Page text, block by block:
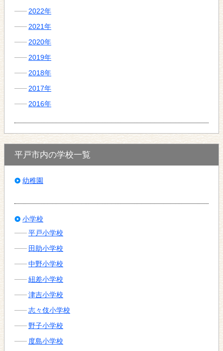
2022年
2021年
2020年
2019年
2018年
2017年
2016年
平戸市内の学校一覧
幼稚園
小学校
平戸小学校
田助小学校
中野小学校
紐差小学校
津吉小学校
志々伎小学校
野子小学校
度島小学校